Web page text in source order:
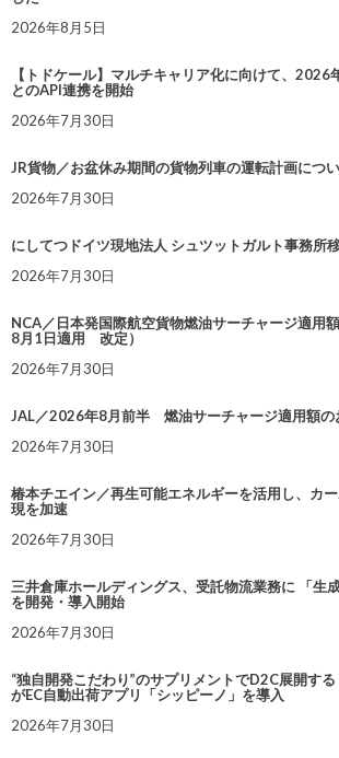
2026年8月5日
【トドケール】マルチキャリア化に向けて、2026
とのAPI連携を開始
2026年7月30日
JR貨物／お盆休み期間の貨物列車の運転計画につ
2026年7月30日
にしてつドイツ現地法人 シュツットガルト事務所
2026年7月30日
NCA／日本発国際航空貨物燃油サーチャージ適用
8月1日適用 改定）
2026年7月30日
JAL／2026年8月前半 燃油サーチャージ適用額の
2026年7月30日
椿本チエイン／再生可能エネルギーを活用し、カ
現を加速
2026年7月30日
三井倉庫ホールディングス、受託物流業務に 「生
を開発・導入開始
2026年7月30日
“独自開発こだわり”のサプリメントでD2C展開する
がEC自動出荷アプリ「シッピーノ」を導入
2026年7月30日